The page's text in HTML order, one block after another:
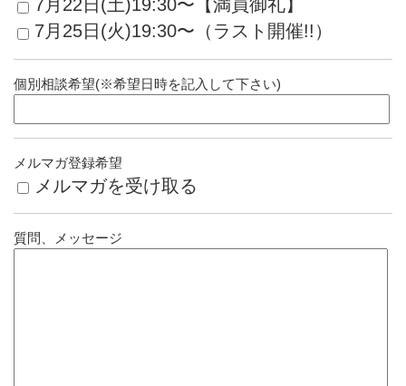
7月22日(土)19:30〜【満員御礼】
7月25日(火)19:30〜（ラスト開催!!）
個別相談希望(※希望日時を記入して下さい)
メルマガ登録希望
メルマガを受け取る
質問、メッセージ